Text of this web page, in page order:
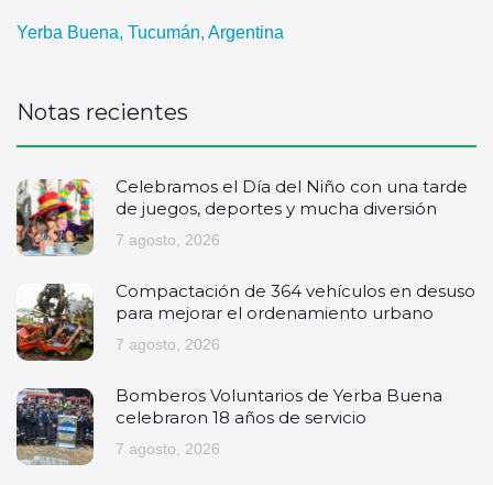
Yerba Buena, Tucumán, Argentina
Notas recientes
Celebramos el Día del Niño con una tarde
de juegos, deportes y mucha diversión
7 agosto, 2026
Compactación de 364 vehículos en desuso
para mejorar el ordenamiento urbano
7 agosto, 2026
Bomberos Voluntarios de Yerba Buena
celebraron 18 años de servicio
7 agosto, 2026